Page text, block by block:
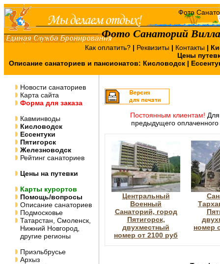
Фото Санаторий
Как оплатить? | Реквизиты | Контакты |
Цены
Описание санаториев и пансионатов: Кисловодск |
Новости санаториев
Карта сайта
Форма для заказа
Кавминводы
Кисловодск
Ессентуки
Пятигорск
Железноводск
Рейтинг санаториев
Цены на путевки
Карты курортов
Помощь/вопросы
Описание санаториев
Подмосковье
Татарстан, Смоленск,
Нижний Новгород,
другие регионы
Приэльбрусье
Архыз
Постоянным клиентам!
предыдущего оплаченного
Центральный
Военный
Санаторий, город
Пятигорск,
двухместный
номер от 2100 руб
номер